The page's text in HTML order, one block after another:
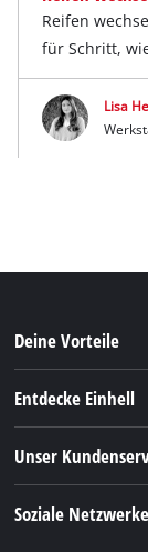
Reifen
für Schritt,
Lisa
Deine Vorteile
Entdecke Einhell
Nachhaltigkeit
Unser
Soziale Netzwerke